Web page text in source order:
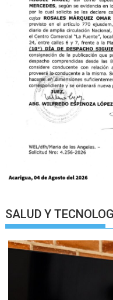
SALUD Y